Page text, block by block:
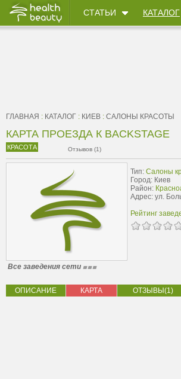
СТАТЬИ КАТАЛОГ
ГЛАВНАЯ : КАТАЛОГ : КИЕВ : САЛОНЫ КРАСОТЫ
КАРТА ПРОЕЗДА К BACKSTAGE
КРАСОТА Отзывов (1)
Тип: Салоны
Город: Киев
Район:
Адрес: ул.
Рейтинг
Все заведения сети
ОПИСАНИЕ КАРТА ОТЗЫВЫ(1)